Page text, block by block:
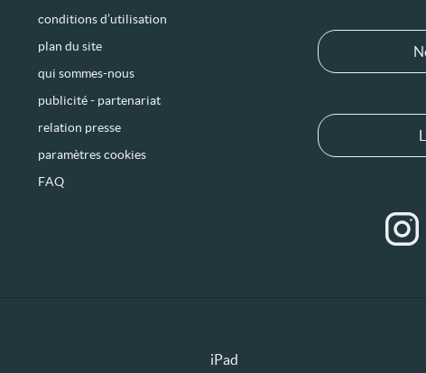
conditions d’utilisation
plan du site
qui sommes-nous
publicité - partenariat
relation presse
paramètres cookies
FAQ
iPad